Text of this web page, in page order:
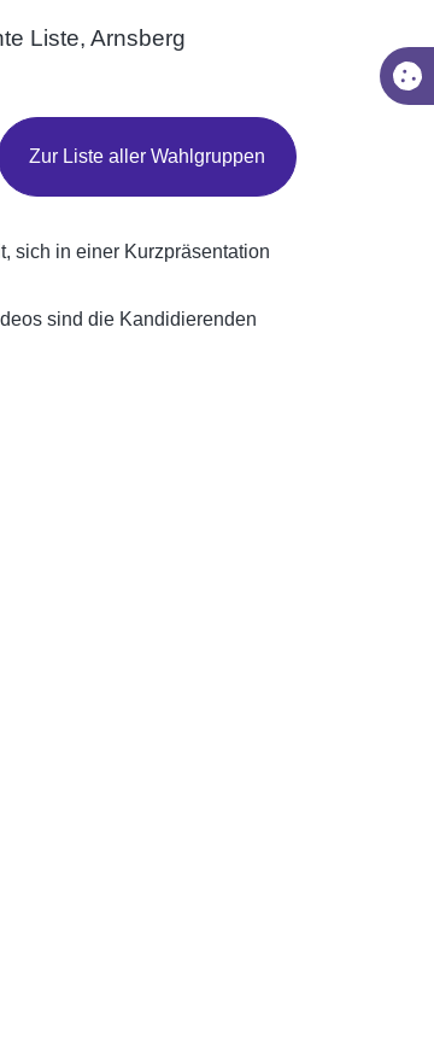
Liste, Arnsberg
Zur Liste aller Wahlgruppen
sich in einer Kurzpräsentation
sind die Kandidierenden